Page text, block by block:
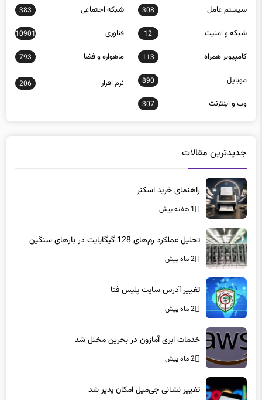
سيستم عامل 308 شبكه اجتماعی 383
شبكه و امنيت 12 فناوری 10901
كامپيوتر همراه 113 ماهواره و فضا 793
موبايل 890 نرم افزار 206
وب و اينترنت 307
جدیدترین مقالات
راهنمای خرید اسکنر
1 هفته پیش
تحلیل عملکرد رم‌های 128 گیگابایت در بارهای سنگین
2 ماه پیش
تغییر آدرس سایت پلیس فتا
2 ماه پیش
خدمات ابری آمازون در بحرین مختل شد
2 ماه پیش
تغییر نشانی جی‌میل امکان پذیر شد